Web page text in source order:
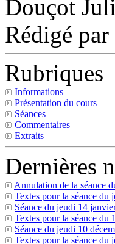
Douçot
Rédigé
Rubriques
Informations
Présentation du cours
Séances
Commentaires
Extraits
Dernières
Annulation de la séance
Textes pour la séance du
Séance du jeudi 14
Textes pour la séance du
Séance du jeudi 10
Textes pour la séance du